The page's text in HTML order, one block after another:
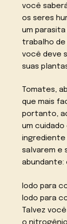
você
os seres
um
trabalho de
você deve
suas
Tomates,
que mais
portanto,
um cuidado
ingrediente
salvarem e
abundante:
Iodo para
Iodo para
Talvez